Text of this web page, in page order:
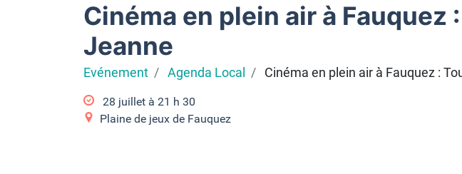
Cinéma en plein air à Fauquez
Jeanne
Evénement Agenda Local Cinéma en plein air à Fauquez :
28 juillet à 21 h 30
Plaine de jeux de Fauquez